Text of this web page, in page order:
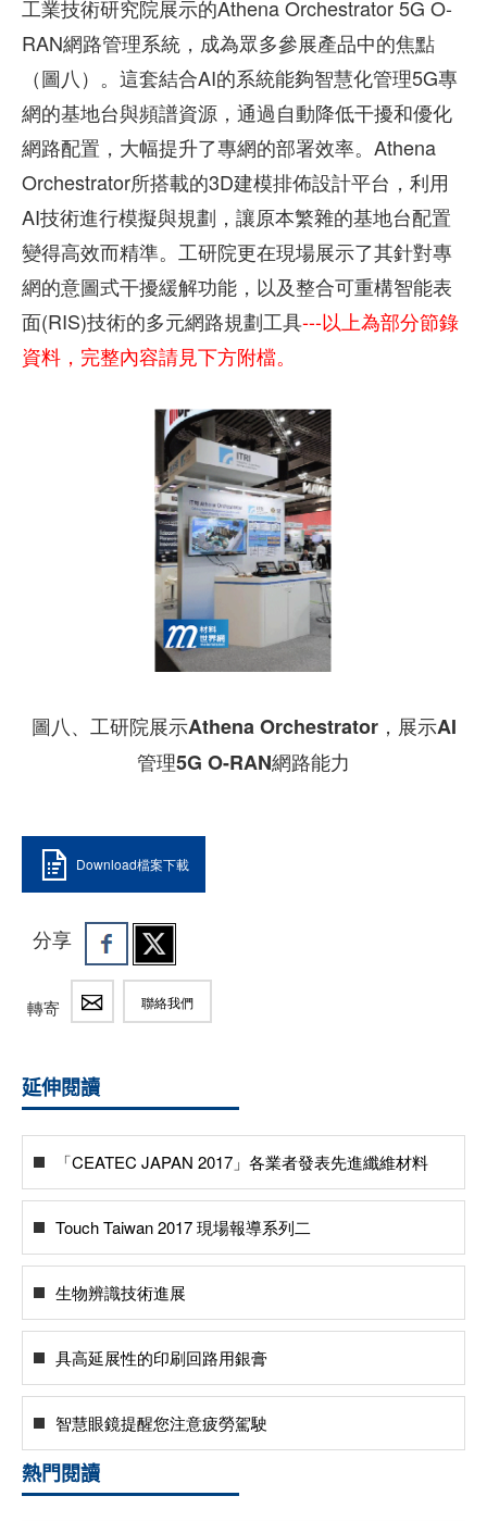
工業技術研究院展示的Athena Orchestrator 5G O-
RAN網路管理系統，成為眾多參展產品中的焦點
（圖八）。這套結合AI的系統能夠智慧化管理5G專
網的基地台與頻譜資源，通過自動降低干擾和優化
網路配置，大幅提升了專網的部署效率。Athena
Orchestrator所搭載的3D建模排佈設計平台，利用
AI技術進行模擬與規劃，讓原本繁雜的基地台配置
變得高效而精準。工研院更在現場展示了其針對專
網的意圖式干擾緩解功能，以及整合可重構智能表
面(RIS)技術的多元網路規劃工具---以上為部分節錄
資料，完整內容請見下方附檔。
圖八、工研院展示Athena Orchestrator，展示AI
管理5G O-RAN網路能力
Download檔案下載
分享
轉寄 聯絡我們
延伸閱讀
「CEATEC JAPAN 2017」各業者發表先進纖維材料
Touch Taiwan 2017 現場報導系列二
生物辨識技術進展
具高延展性的印刷回路用銀膏
智慧眼鏡提醒您注意疲勞駕駛
熱門閱讀